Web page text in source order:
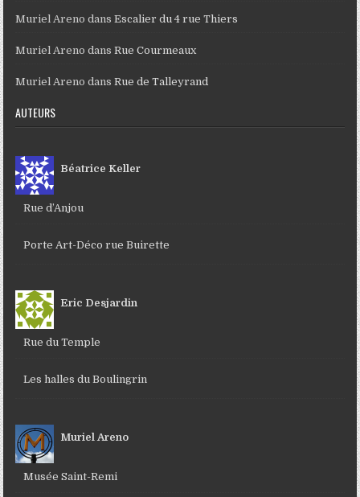
Muriel Areno dansEscalier du 4 rue Thiers
Muriel Areno dansRue Courmeaux
Muriel Areno dansRue de Talleyrand
AUTEURS
Béatrice Keller
Rue d’Anjou
Porte Art-Déco rue Buirette
Eric Desjardin
Rue du Temple
Les halles du Boulingrin
Muriel Areno
Musée Saint-Remi